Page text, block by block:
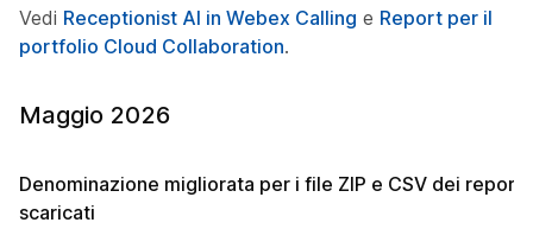
Vedi Receptionist AI in Webex Calling e Report per il
portfolio Cloud Collaboration.
Maggio 2026
Denominazione migliorata per i file ZIP e CSV dei report
scaricati